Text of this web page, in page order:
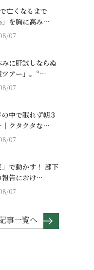
亡くなるまで
」を胸に高み…
07
みに肝試しならぬ
ツアー」。“…
07
中で眠れず朝３
クタクタな…
07
」で動かす！ 部下
報告におけ…
07
事一覧へ